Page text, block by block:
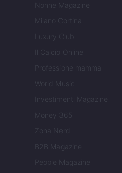
Nonne Magazine
Milano Cortina
Luxury Club
Il Calcio Online
Professione mamma
World Music
Investimenti Magazine
Money 365
Zona Nerd
B2B Magazine
People Magazine